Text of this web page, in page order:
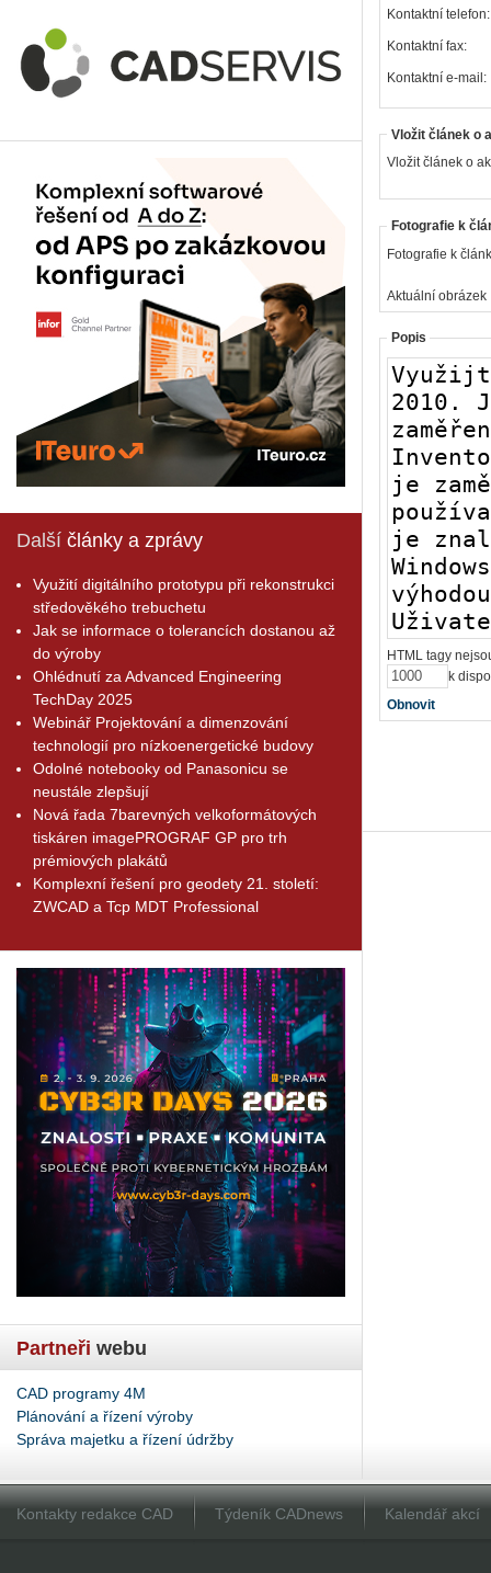
Další články a zprávy
Využití digitálního prototypu při rekonstrukci
středověkého trebuchetu
Jak se informace o tolerancích dostanou až
do výroby
Ohlédnutí za Advanced Engineering
TechDay 2025
Webinář Projektování a dimenzování
technologií pro nízkoenergetické budovy
Odolné notebooky od Panasonicu se
neustále zlepšují
Nová řada 7barevných velkoformátových
tiskáren imagePROGRAF GP pro trh
prémiových plakátů
Komplexní řešení pro geodety 21. století:
ZWCAD a Tcp MDT Professional
Partneři webu
CAD programy 4M
Plánování a řízení výroby
Správa majetku a řízení údržby
Kontaktní telefon:
Kontaktní fax:
Kontaktní e-mail:
Vložit článek o
Vložit článek o
Fotografie k
Fotografie k
Aktuální obrázek
Popis
HTML tagy
k
Obnovit
Kontakty redakce CAD Týdeník CADnews Kalendář akcí